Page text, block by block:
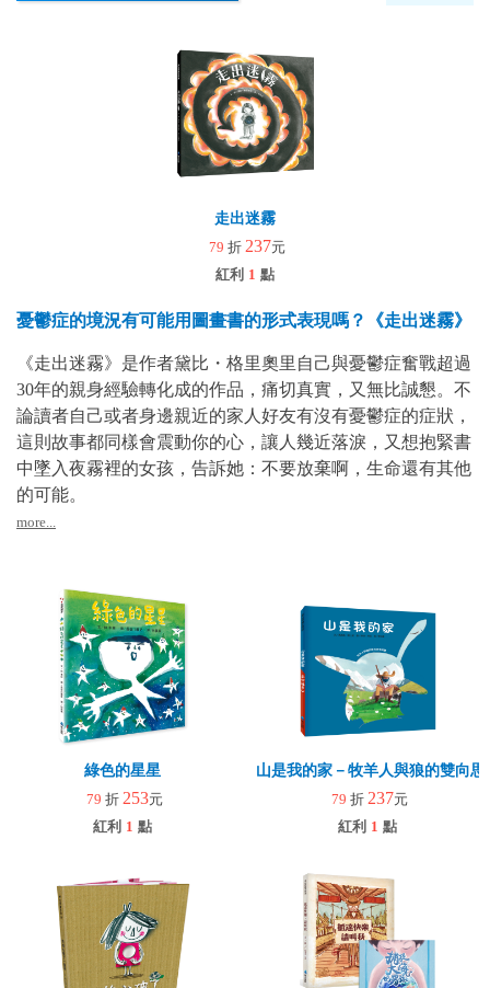
走出迷霧
79 折 237元
紅利 1 點
憂鬱症的境況有可能用圖畫書的形式表現嗎？《走出迷霧》
《走出迷霧》是作者黛比・格里奧里自己與憂鬱症奮戰超過
30年的親身經驗轉化成的作品，痛切真實，又無比誠懇。不
論讀者自己或者身邊親近的家人好友有沒有憂鬱症的症狀，
這則故事都同樣會震動你的心，讓人幾近落淚，又想抱緊書
中墜入夜霧裡的女孩，告訴她：不要放棄啊，生命還有其他
的可能。
more...
綠色的星星
79 折 253元
紅利 1 點
山是我的家－牧羊人與狼的雙向思
79 折 237元
紅利 1 點